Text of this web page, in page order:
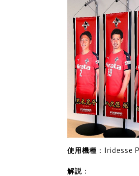
使用機種 ：Iridesse
解説 ：